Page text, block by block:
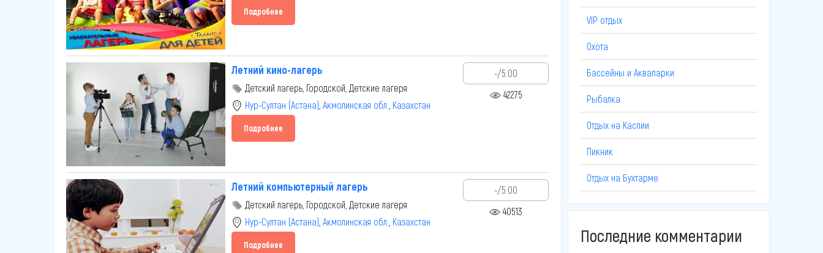
Подробнее
Летний кино-лагерь
Детский лагерь, Городской, Детские лагеря
Нур-Султан (Астана) Акмолинская обл. Казахстан
Подробнее
-/5.00
42275
Летний компьютерный лагерь
Детский лагерь, Городской, Детские лагеря
Нур-Султан (Астана) Акмолинская обл. Казахстан
Подробнее
-/5.00
40513
VIP отдых
Охота
Бассейны и Аквапарки
Рыбалка
Отдых на Каспии
Пикник
Отдых на Бухтарме
Последние комментарии